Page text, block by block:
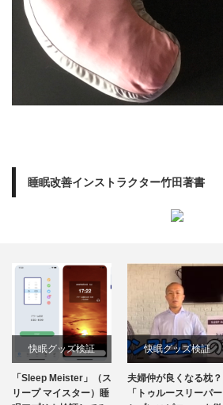
睡眠改善インストラクター竹田著書
快眠グッズ検証
「Sleep Meister」（ス
リープ マイスター）睡
快眠グッズ検証
夫婦仲が良くなる枕？
「トゥルースリーパー